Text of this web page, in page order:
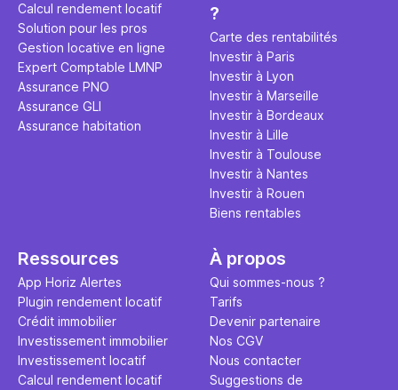
ce secret
études et
Calcul rendement locatif
Solution pour les pros
Gestion locative en ligne
Expert Comptable LMNP
Assurance PNO
Assurance GLI
Assurance habitation
?
Carte des rentabilités
Investir à Paris
Investir à Lyon
Investir à Marseille
Investir à Bordeaux
Investir à Lille
Investir à Toulouse
Investir à Nantes
Investir à Rouen
Biens rentables
Ressources
App Horiz Alertes
Plugin rendement locatif
Crédit immobilier
Investissement immobilier
Investissement locatif
Calcul rendement locatif
À propos
Qui sommes-nous ?
Tarifs
Devenir partenaire
Nos CGV
Nous contacter
Suggestions de